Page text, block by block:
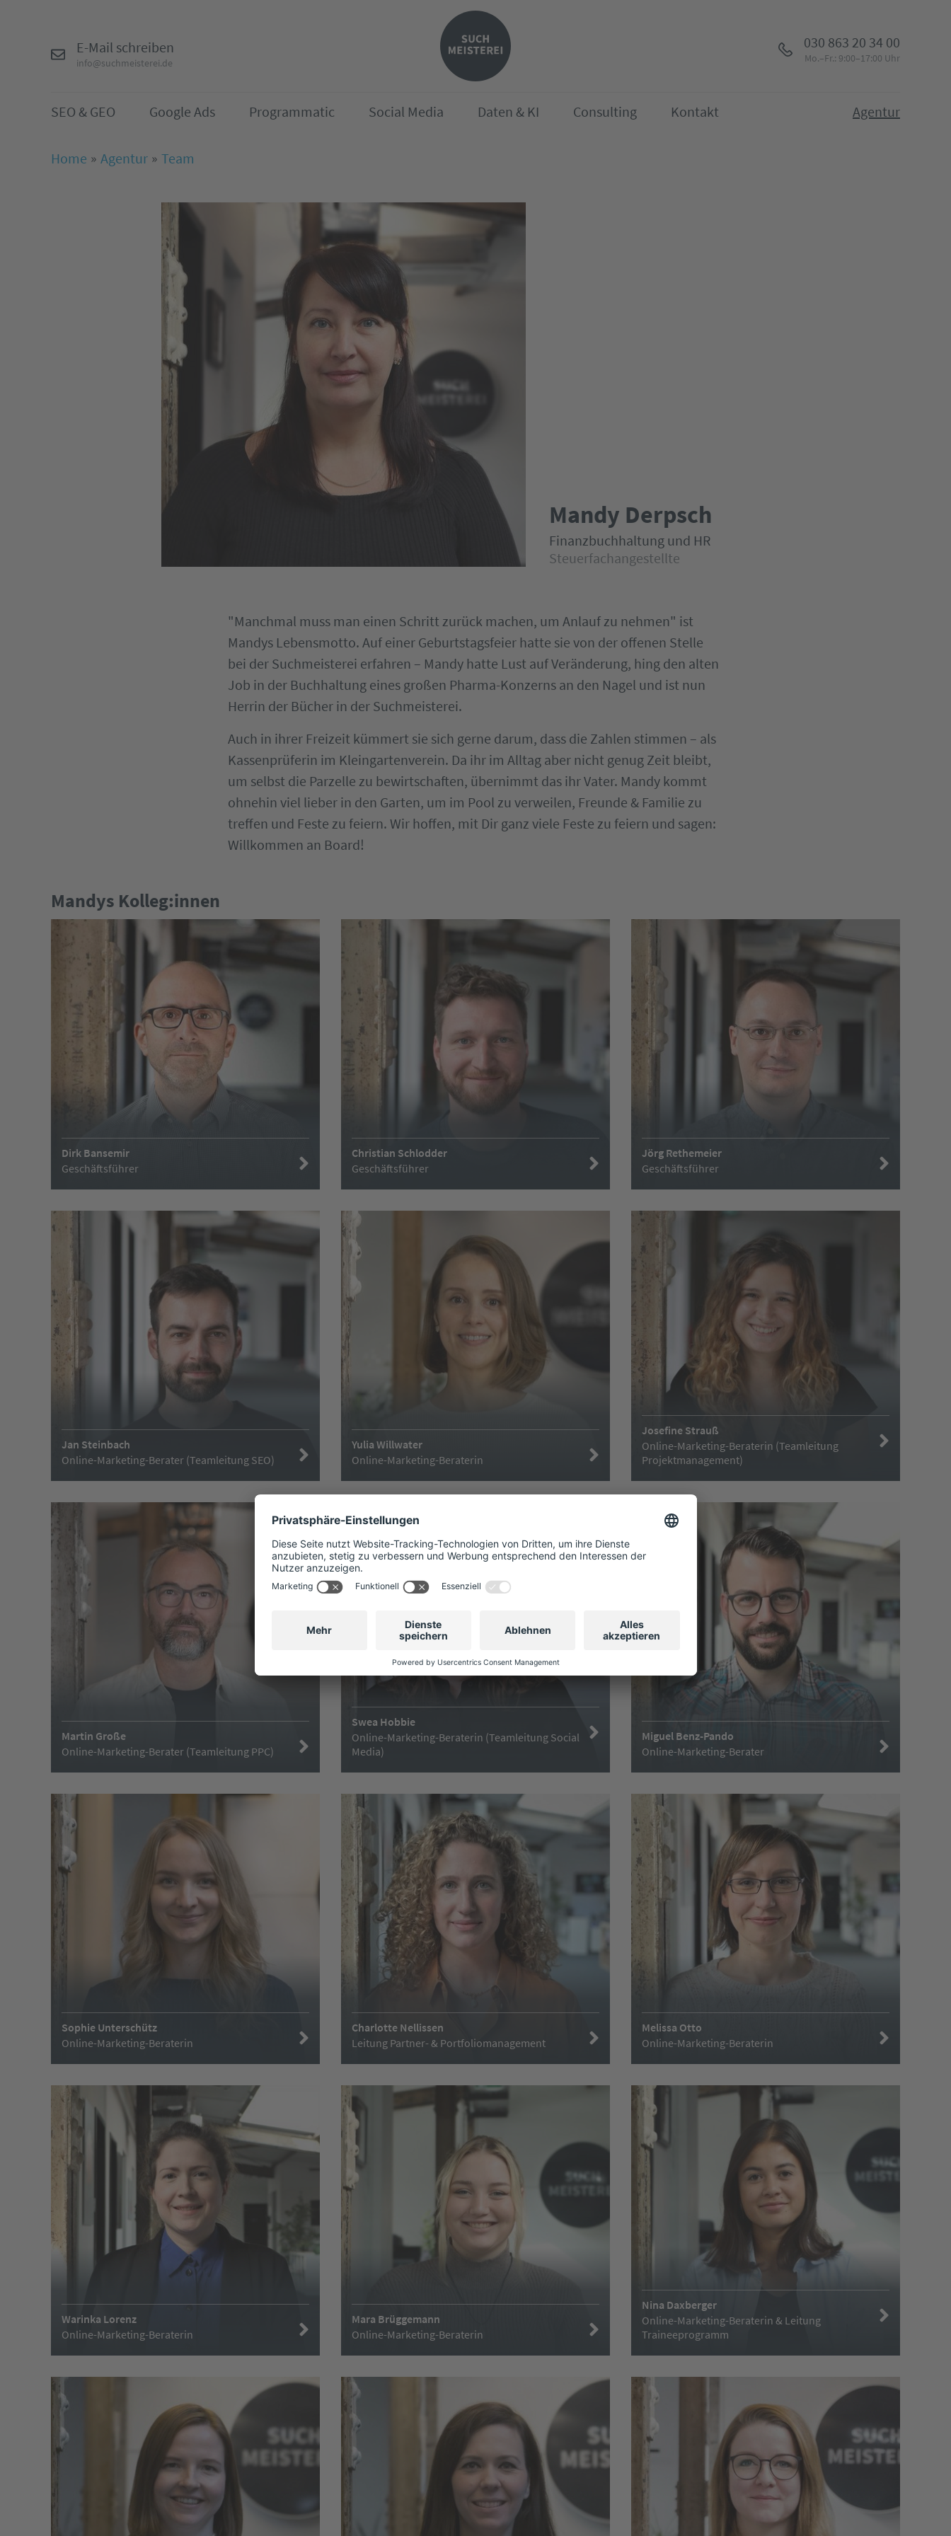
E-Mail schreiben
info@suchmeisterei.de
030 863 20 34 00
Mo.–Fr.: 9:00–17:00 Uhr
SEO & GEO Google Ads Programmatic Social Media Daten & KI Consulting Kontakt Agentur
Home Agentur Team
Mandy Derpsch
Finanzbuchhaltung und HR
Steuerfachangestellte
"Manchmal muss man einen Schritt zurück machen, um Anlauf zu nehmen" ist
Mandys Lebensmotto. Auf einer Geburtstagsfeier hatte sie von der offenen Stelle
bei der Suchmeisterei erfahren – Mandy hatte Lust auf Veränderung, hing den alten
Job in der Buchhaltung eines großen Pharma-Konzerns an den Nagel und ist nun
Herrin der Bücher in der Suchmeisterei.
Auch in ihrer Freizeit kümmert sie sich gerne darum, dass die Zahlen stimmen – als
Kassenprüferin im Kleingartenverein. Da ihr im Alltag aber nicht genug Zeit bleibt,
um selbst die Parzelle zu bewirtschaften, übernimmt das ihr Vater. Mandy kommt
ohnehin viel lieber in den Garten, um im Pool zu verweilen, Freunde & Familie zu
treffen und Feste zu feiern. Wir hoffen, mit Dir ganz viele Feste zu feiern und sagen:
Willkommen an Board!
Mandys Kolleg:innen
Dirk Bansemir
Geschäftsführer
Christian Schlodder
Geschäftsführer
Jörg Rethemeier
Geschäftsführer
Jan Steinbach
Online-Marketing-Berater (Teamleitung SEO)
Yulia Willwater
Online-Marketing-Beraterin
Josefine Strauß
Online-Marketing-Beraterin (Teamleitung
Projektmanagement)
Martin Große
Online-Marketing-Berater (Teamleitung PPC)
Swea Hobbie
Online-Marketing-Beraterin (Teamleitung Social
Media)
Miguel Benz-Pando
Online-Marketing-Berater
Sophie Unterschütz
Online-Marketing-Beraterin
Charlotte Nellissen
Leitung Partner- & Portfoliomanagement
Melissa Otto
Online-Marketing-Beraterin
Warinka Lorenz
Online-Marketing-Beraterin
Mara Brüggemann
Online-Marketing-Beraterin
Nina Daxberger
Online-Marketing-Beraterin & Leitung
Traineeprogramm